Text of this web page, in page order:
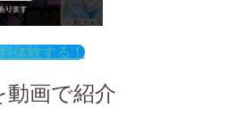
体験する！
動画で紹介